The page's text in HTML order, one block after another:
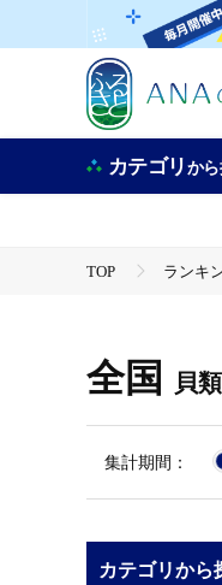
カテゴリか
TOP ランキ
全国 貝類
集計期間：
カテゴリから